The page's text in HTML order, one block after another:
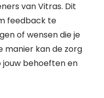
van Vitras. Dit
feedback te
of wensen die je
manier kan de zorg
behoeften en